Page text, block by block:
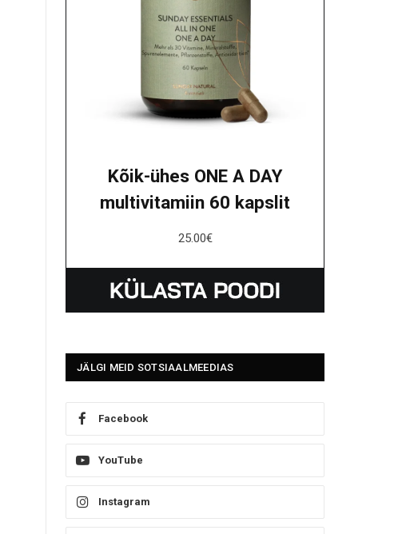
Kõik-ühes ONE A DAY
multivitamiin 60 kapslit
25.00€
JÄLGI MEID SOTSIAALMEEDIAS
Facebook
YouTube
Instagram